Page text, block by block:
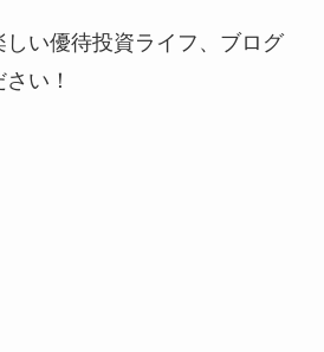
い優待投資ライフ、ブログ
い！